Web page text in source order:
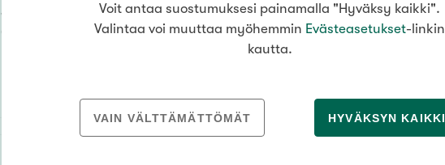
Vilkenintie 18
Helsinki
227 m² /
245 m²
Voit antaa suostumuksesi painamalla "Hyväksy kaikki".
Valintaa voi muuttaa myöhemmin Evästeasetukset-linkin
kautta.
VAIN VÄLTTÄMÄTTÖMÄT HYVÄKSYN KAIKKI